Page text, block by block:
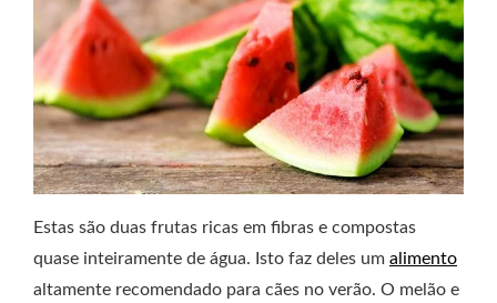
Estas são duas frutas ricas em fibras e compostas
quase inteiramente de água. Isto faz deles um alimento
altamente recomendado para cães no verão. O melão e